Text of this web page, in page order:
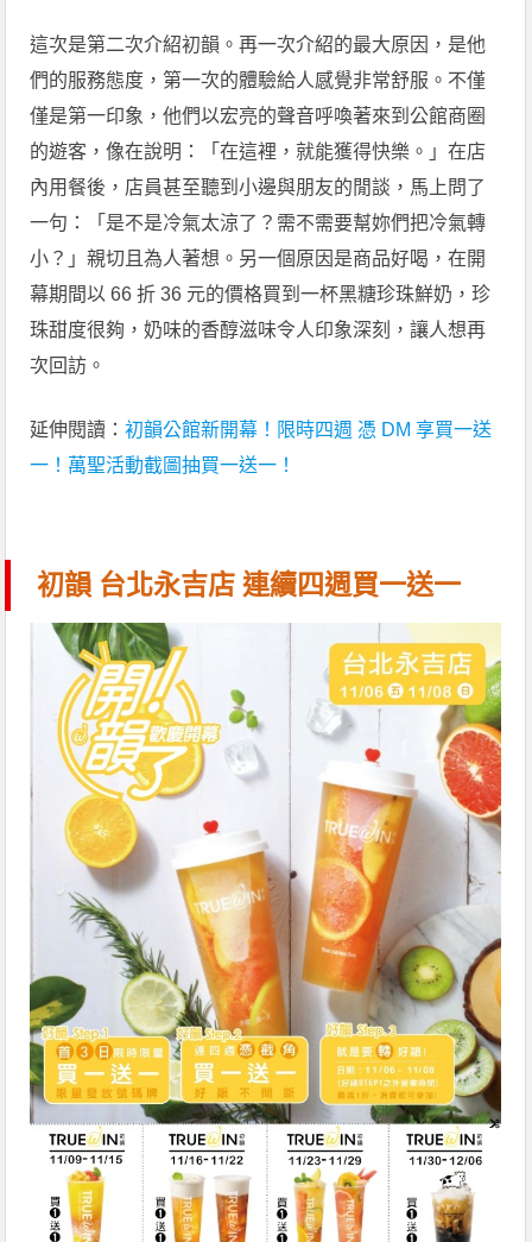
這次是第二次介紹初韻。再一次介紹的最大原因，是他
們的服務態度，第一次的體驗給人感覺非常舒服。不僅
僅是第一印象，他們以宏亮的聲音呼喚著來到公館商圈
的遊客，像在說明：「在這裡，就能獲得快樂。」在店
內用餐後，店員甚至聽到小邊與朋友的閒談，馬上問了
一句：「是不是冷氣太涼了？需不需要幫妳們把冷氣轉
小？」親切且為人著想。另一個原因是商品好喝，在開
幕期間以 66 折 36 元的價格買到一杯黑糖珍珠鮮奶，珍
珠甜度很夠，奶味的香醇滋味令人印象深刻，讓人想再
次回訪。
延伸閱讀：初韻公館新開幕！限時四週 憑 DM 享買一送
一！萬聖活動截圖抽買一送一！
初韻 台北永吉店 連續四週買一送一